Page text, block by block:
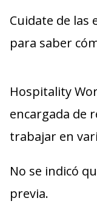
Cuidate de las
para saber
Hospitality
encargada de
trabajar en
No se indicó
previa.